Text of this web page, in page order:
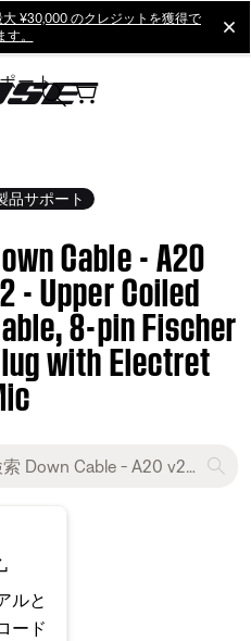
大 ¥30,000 のクレジットを獲得で
す。
ート
品サポート
Cable - A20
- Upper Coiled
8-pin Fischer
with Electret
ルと
ード